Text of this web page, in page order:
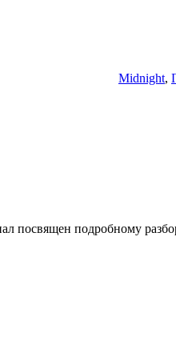
Midnight,
посвящен подробному